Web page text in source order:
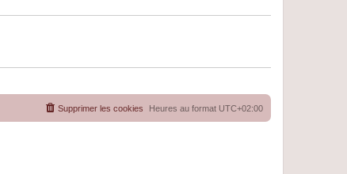
Heures au format UTC+02:00
Supprimer les cookies